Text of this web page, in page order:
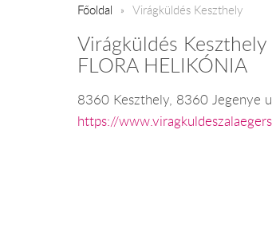
Főoldal Virágküldés Keszthely
Virágküldés Keszthely
FLORA HELIKÓNIA
8360 Keszthely, 8360 Jegenye
https://